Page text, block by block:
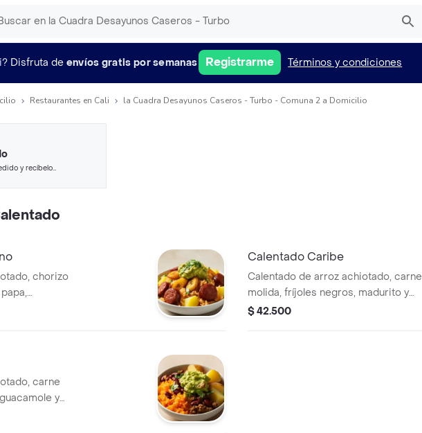
Disfruta de envíos gratis por semanas Registrarme Términos y condiciones
Restaurantes en Cali la Cuadra Desayunos Caseros - Turbo - Comuna 2 a Domicilio
y recíbelo
chorizo
Calentado Caribe
Calentado de arroz achiotado, carne
molida, fríjoles negros, madurito y
cilantro.
$ 42.500
carne
y